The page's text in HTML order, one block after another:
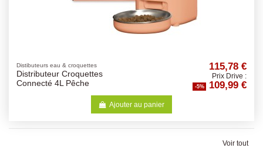
Distibuteurs eau & croquettes
Distributeur Croquettes
Connecté 4L Pêche
115,78 €
Prix Drive :
-5% 109,99 €
Ajouter au panier
Voir tout